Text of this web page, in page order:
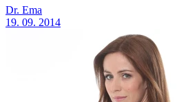
Dr. Ema
19. 09. 2014